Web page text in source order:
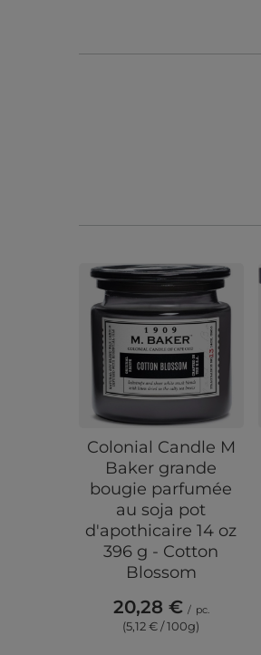
Colonial Candle M
Baker grande
bougie parfumée
au soja pot
d'apothicaire 14 oz
396 g - Cotton
Blossom
20,28 € / pc.
(5,12 € / 100g)